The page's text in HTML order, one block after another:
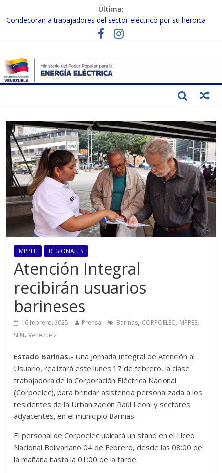
Última:
Condecoran a trabajadores del sector eléctrico por su heroica
labor tras el doble sismo del 24-J
Gobierno Nacional coordina acciones con el sector privado para
Inspeccionan trabajos de rehabilitación en instalaciones del SEN
en Carabobo
Gobierno Nacional activa plan preventivo para fortalecer el SEN
MPPEE REGIONALES
Atención Integral
recibirán usuarios
barineses
16 febrero, 2025 Prensa Barinas, CORPOELEC, MPPEE,
SEN,Venezuela
Estado Barinas.- Una Jornada Integral de Atención al
Usuario, realizará este lunes 17 de febrero, la clase
trabajadora de la Corporación Eléctrica Nacional
(Corpoelec), para brindar asistencia personalizada a los
residentes de la Urbanización Raúl Leoni y sectores
adyacentes, en el municipio Barinas.
El personal de Corpoelec ubicará un stand en el Liceo
Nacional Bolivariano 04 de Febrero, desde las 08:00 de
la mañana hasta la 01:00 de la tarde.